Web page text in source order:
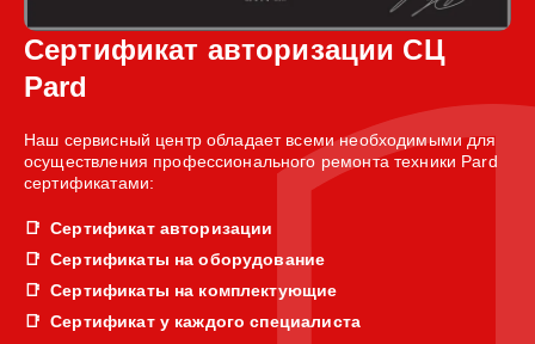
Сертификат авторизации СЦ
Pard
Наш сервисный центр обладает всеми необходимыми для
осуществления профессионального ремонта техники Pard
сертификатами:
Сертификат авторизации
Сертификаты на оборудование
Сертификаты на комплектующие
Сертификат у каждого специалиста